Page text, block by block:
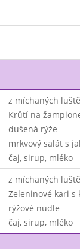
z míchaných
Krůtí na
dušená rýže
mrkvový salát s
čaj, sirup, mléko
z míchaných
Zeleninové kari s
rýžové nudle
čaj, sirup, mléko